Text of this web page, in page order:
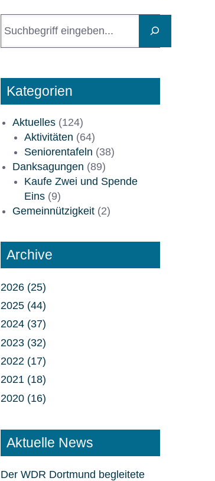
u
c
e
Kategorien
Aktuelles(124)
Aktivitäten (64)
Seniorentafeln (38)
Danksagungen (89)
Kaufe Zwei und Spende
Eins(9)
Gemeinnützigkeit(2)
Archive
2026 (25)
2025 (44)
2024 (37)
2023 (32)
2022 (17)
2021 (18)
2020 (16)
Aktuelle News
Der WDR Dortmund begleitete